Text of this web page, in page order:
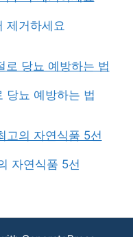
제거하세요
당뇨 예방하는 법
자연식품 5선